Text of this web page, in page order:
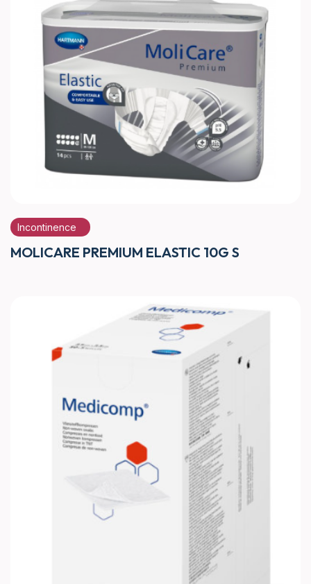
Incontinence
MOLICARE PREMIUM ELASTIC 10G S